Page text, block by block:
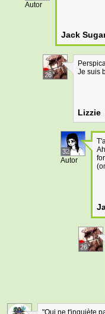
Autor
Jack
26
Je suis
Lizzie
32
Autor
26
"Oui ne t'inquiète